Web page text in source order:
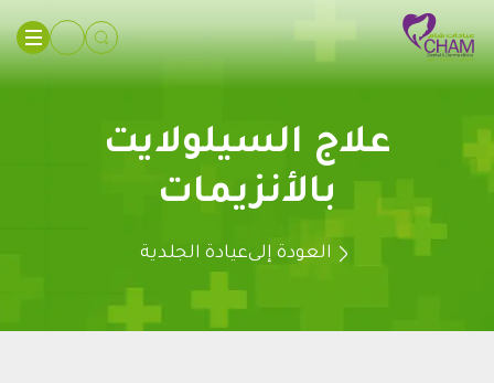
علاج السيلولايت
بالأنزيمات
العودة إلىعيادة الجلدية